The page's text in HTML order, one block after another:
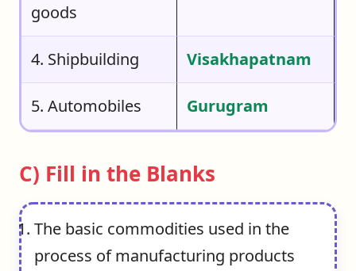
goods
4. Shipbuilding Visakhapatnam
5. Automobiles Gurugram
C) Fill in the Blanks
The basic commodities used in the
process of manufacturing products